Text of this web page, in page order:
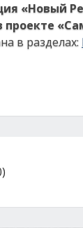
«Новый
проекте
в разделах: